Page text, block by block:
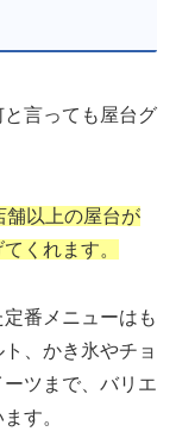
言っても屋台グ
舗以上の屋台が
くれます。
番メニューはも
、かき氷やチョ
ツまで、バリエ
す。